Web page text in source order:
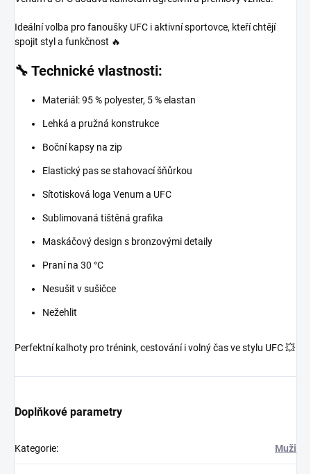
Ideální volba pro fanoušky UFC i aktivní sportovce, kteří chtějí
spojit styl a funkčnost 🔥
🔧 Technické vlastnosti:
Materiál: 95 % polyester, 5 % elastan
Lehká a pružná konstrukce
Boční kapsy na zip
Elastický pas se stahovací šňůrkou
Sítotisková loga Venum a UFC
Sublimovaná tištěná grafika
Maskáčový design s bronzovými detaily
Praní na 30 °C
Nesušit v sušičce
Nežehlit
Perfektní kalhoty pro trénink, cestování i volný čas ve stylu UFC 💥
Doplňkové parametry
Kategorie: Muži